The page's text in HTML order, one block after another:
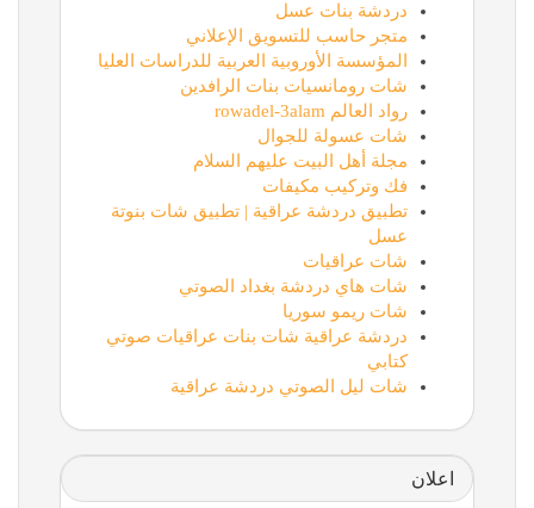
دردشة بنات عسل
متجر حاسب للتسويق الإعلاني
المؤسسة الأوروبية العربية للدراسات العليا
شات رومانسيات بنات الرافدين
رواد العالم rowadel-3alam
شات عسولة للجوال
مجلة أهل البيت عليهم السلام
فك وتركيب مكيفات
تطبيق دردشة عراقية | تطبيق شات بنوتة
عسل
شات عراقيات
شات هاي دردشة بغداد الصوتي
شات ريمو سوريا
دردشة عراقية شات بنات عراقيات صوتي
كتابي
شات ليل الصوتي دردشة عراقية
اعلان